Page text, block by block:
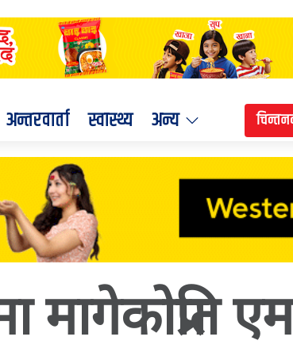
अन्तरवार्ता स्वास्थ्य अन्य
मागेकोप्रति